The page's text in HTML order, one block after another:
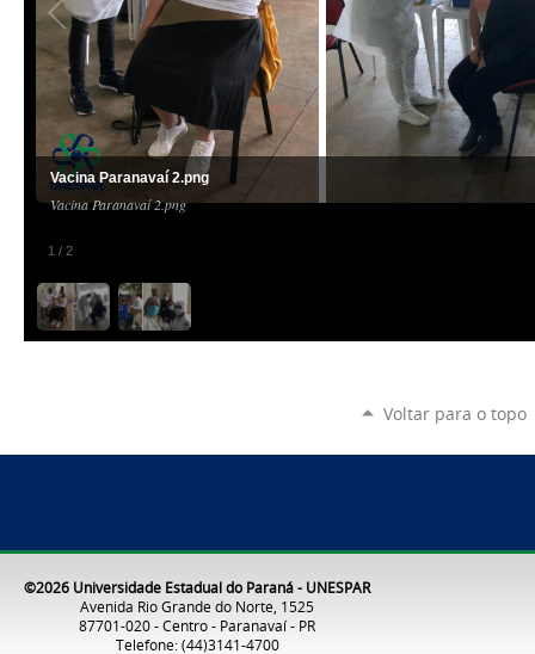
1 / 2
Vacina Paranavaí 2.png
Vacina Paranavaí 2.png
Voltar para o topo
©2026 Universidade Estadual do Paraná - UNESPAR
Avenida Rio Grande do Norte, 1525
87701-020 - Centro - Paranavaí - PR
Telefone: (44)3141-4700